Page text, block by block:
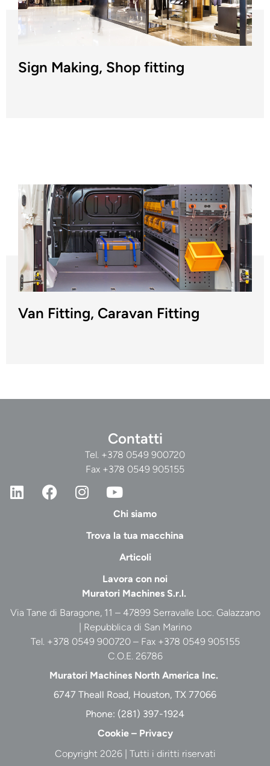
Sign Making, Shop fitting
Van Fitting, Caravan Fitting
Muratori Machines S.r.l.
Via Tane di Baragone, 11 – 47899 Serravalle Loc. Galazzano
| Repubblica di San Marino
Tel. +378 0549 900720 – Fax +378 0549 905155
C.O.E. 26786
Muratori Machines North America Inc.
6747 Theall Road, Houston, TX 77066
Phone: (281) 397-1924
Cookie– Privacy
Chi siamo
Trova la tua macchina
Articoli
Lavora con noi
Contatti
Tel. +378 0549 900720
Fax +378 0549 905155
Copyright 2026 | Tutti i diritti riservati